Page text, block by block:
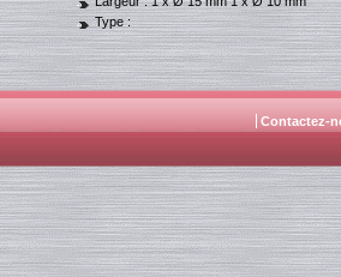
Type :
Contactez-